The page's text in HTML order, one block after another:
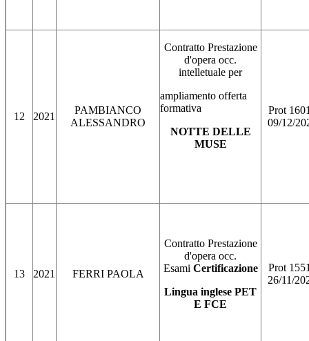
12 2021
PAMBIANCO
ALESSANDRO
Contratto Prestazione
d'opera occ.
intelletuale per
ampliamento offerta
formativa
NOTTE DELLE
MUSE
Prot
09/12/
13 2021 FERRI PAOLA
Contratto Prestazione
d'opera occ.
Esami Certificazione
Lingua inglese PET
E FCE
Prot
26/11/